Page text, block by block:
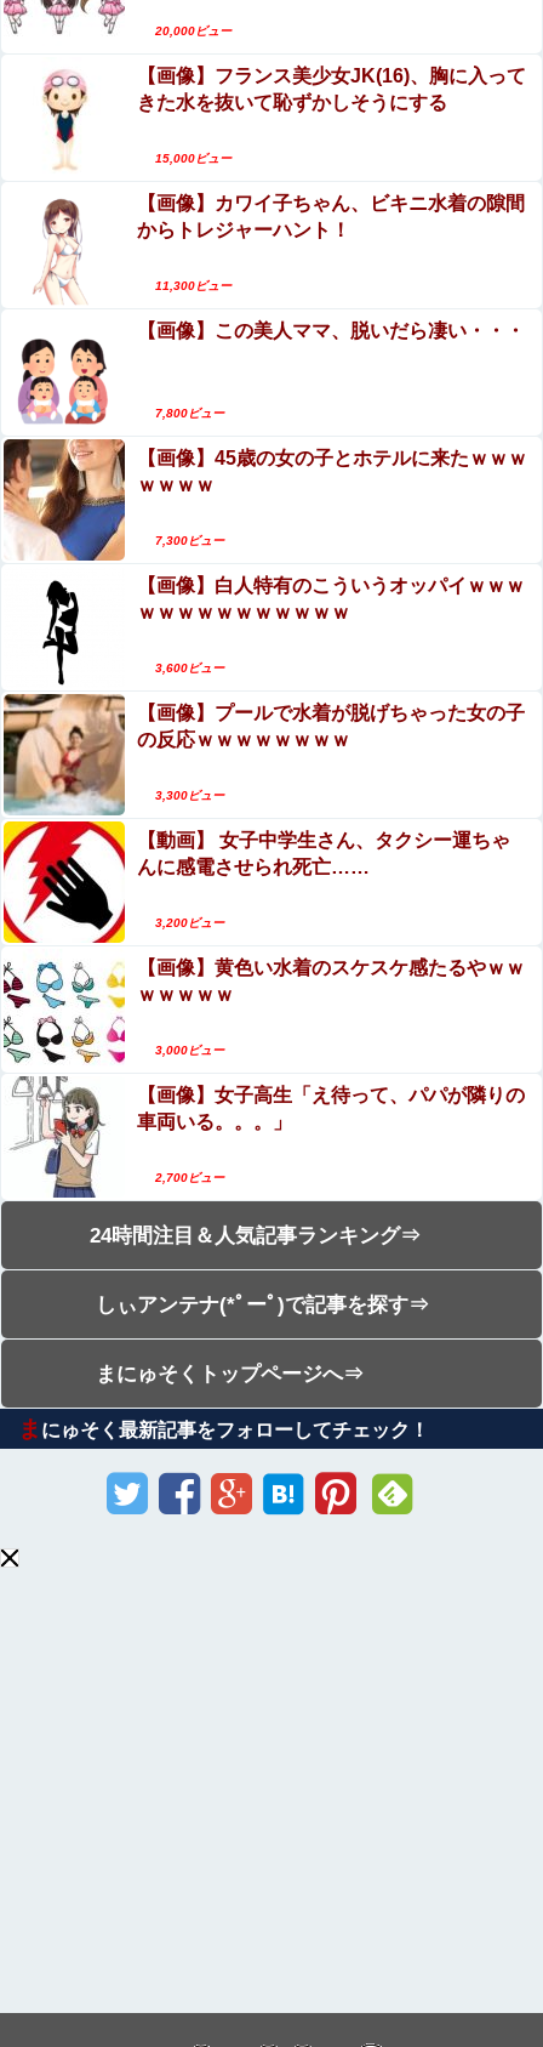
熟した至高のおっぱい！！
に モブ男子の俺が引っ越した結果』をrawや
hitomiを使わずに無料で読む方法│フリテン堂
傷行為。想像の10倍エグくてファン全員トラウマ
エロ漫画『ムラムラOLさんは飛行機の中でも性欲
を満たしたい』をrawやhitomiを使わずに無料で読
【動画】若手女優「兄とセ○クスシーンするんです
20,000ビュー
【画像】フランス美少女JK(16)、胸に入って
きた水を抜いて恥ずかしそうにする
15,000ビュー
【画像】カワイ子ちゃん、ビキニ水着の隙間
からトレジャーハント！
11,300ビュー
【画像】この美人ママ、脱いだら凄い・・・
7,800ビュー
【画像】45歳の女の子とホテルに来たｗｗｗ
ｗｗｗｗ
7,300ビュー
【画像】白人特有のこういうオッパイｗｗｗ
ｗｗｗｗｗｗｗｗｗｗｗ
3,600ビュー
【画像】プールで水着が脱げちゃった女の子
の反応ｗｗｗｗｗｗｗｗ
3,300ビュー
【動画】 女子中学生さん、タクシー運ちゃ
んに感電させられ死亡……
3,200ビュー
【画像】黄色い水着のスケスケ感たるやｗｗ
ｗｗｗｗｗ
3,000ビュー
【画像】女子高生「え待って、パパが隣りの
車両いる。。。」
2,700ビュー
24時間注目＆人気記事ランキング⇒
しぃアンテナ(*ﾟーﾟ)で記事を探す⇒
まにゅそくトップページへ⇒
ま にゅそく最新記事をフォローしてチェック！